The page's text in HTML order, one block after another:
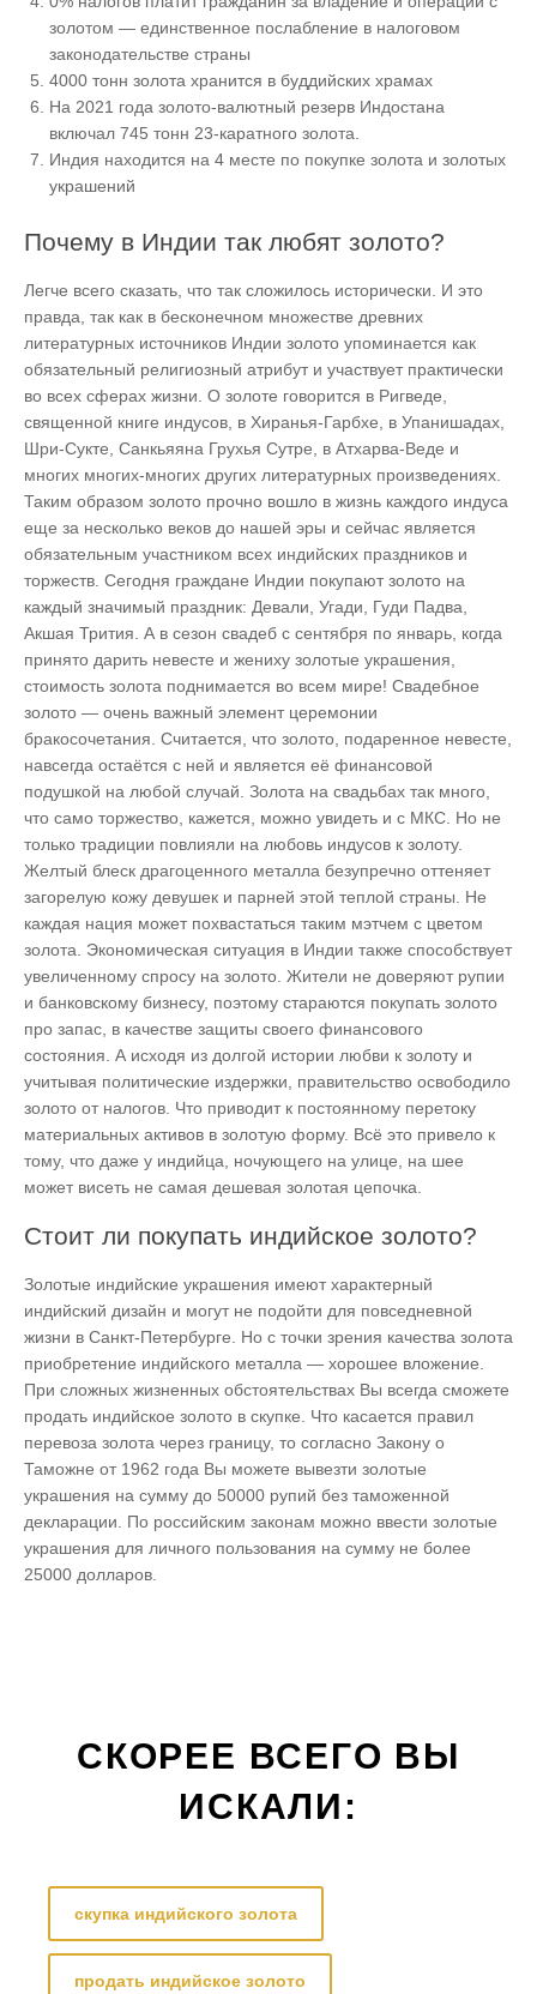
золотом — единственное послабление в налоговом
законодательстве страны
4000 тонн золота хранится в буддийских храмах
На 2021 года золото-валютный резерв Индостана
включал 745 тонн 23-каратного золота.
Индия находится на 4 месте по покупке золота и золотых
украшений
Почему в Индии так любят золото?
Легче всего сказать, что так сложилось исторически. И это
правда, так как в бесконечном множестве древних
литературных источников Индии золото упоминается как
обязательный религиозный атрибут и участвует практически
во всех сферах жизни. О золоте говорится в Ригведе,
священной книге индусов, в Хиранья-Гарбхе, в Упанишадах,
Шри-Сукте, Санкьяяна Грухья Сутре, в Атхарва-Веде и
многих многих-многих других литературных произведениях.
Таким образом золото прочно вошло в жизнь каждого индуса
еще за несколько веков до нашей эры и сейчас является
обязательным участником всех индийских праздников и
торжеств. Сегодня граждане Индии покупают золото на
каждый значимый праздник: Девали, Угади, Гуди Падва,
Акшая Трития. А в сезон свадеб с сентября по январь, когда
принято дарить невесте и жениху золотые украшения,
стоимость золота поднимается во всем мире! Свадебное
золото — очень важный элемент церемонии
бракосочетания. Считается, что золото, подаренное невесте,
навсегда остаётся с ней и является её финансовой
подушкой на любой случай. Золота на свадьбах так много,
что само торжество, кажется, можно увидеть и с МКС. Но не
только традиции повлияли на любовь индусов к золоту.
Желтый блеск драгоценного металла безупречно оттеняет
загорелую кожу девушек и парней этой теплой страны. Не
каждая нация может похвастаться таким мэтчем с цветом
золота. Экономическая ситуация в Индии также способствует
увеличенному спросу на золото. Жители не доверяют рупии
и банковскому бизнесу, поэтому стараются покупать золото
про запас, в качестве защиты своего финансового
состояния. А исходя из долгой истории любви к золоту и
учитывая политические издержки, правительство освободило
золото от налогов. Что приводит к постоянному перетоку
материальных активов в золотую форму. Всё это привело к
тому, что даже у индийца, ночующего на улице, на шее
может висеть не самая дешевая золотая цепочка.
Стоит ли покупать индийское золото?
Золотые индийские украшения имеют характерный
индийский дизайн и могут не подойти для повседневной
жизни в Санкт-Петербурге. Но с точки зрения качества золота
приобретение индийского металла — хорошее вложение.
При сложных жизненных обстоятельствах Вы всегда сможете
продать индийское золото в скупке. Что касается правил
перевоза золота через границу, то согласно Закону о
Таможне от 1962 года Вы можете вывезти золотые
украшения на сумму до 50000 рупий без таможенной
декларации. По российским законам можно ввести золотые
украшения для личного пользования на сумму не более
25000 долларов.
СКОРЕЕ ВСЕГО ВЫ
ИСКАЛИ:
скупка индийского золота
продать индийское золото